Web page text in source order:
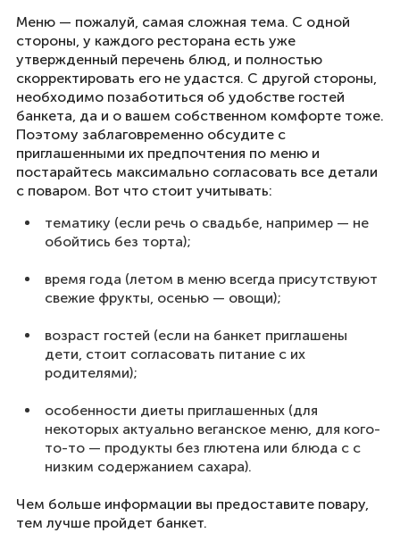
Меню — пожалуй, самая сложная тема. С одной
стороны, у каждого ресторана есть уже
утвержденный перечень блюд, и полностью
скорректировать его не удастся. С другой стороны,
необходимо позаботиться об удобстве гостей
банкета, да и о вашем собственном комфорте тоже.
Поэтому заблаговременно обсудите с
приглашенными их предпочтения по меню и
постарайтесь максимально согласовать все детали
с поваром. Вот что стоит учитывать:
тематику (если речь о свадьбе, например — не
обойтись без торта);
время года (летом в меню всегда присутствуют
свежие фрукты, осенью — овощи);
возраст гостей (если на банкет приглашены
дети, стоит согласовать питание с их
родителями);
особенности диеты приглашенных (для
некоторых актуально веганское меню, для кого-
то-то — продукты без глютена или блюда с с
низким содержанием сахара).
Чем больше информации вы предоставите повару,
тем лучше пройдет банкет.